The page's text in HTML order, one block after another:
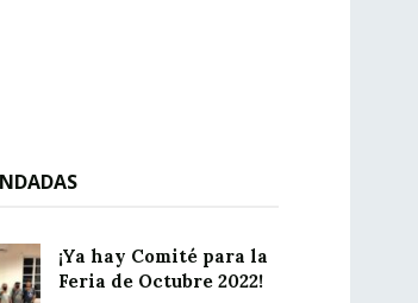
¡Ya hay Comité para la
Feria de Octubre 2022!